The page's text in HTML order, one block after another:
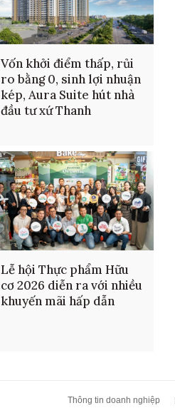
Vốn khởi điểm thấp, rủi
ro bằng 0, sinh lợi nhuận
kép, Aura Suite hút nhà
đầu tư xứ Thanh
Lễ hội Thực phẩm Hữu
cơ 2026 diễn ra với nhiều
khuyến mãi hấp dẫn
Thông tin doanh nghiệp